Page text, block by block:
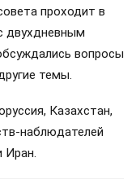
проходит в
двухдневным
вопросы
темы.
Казахстан,
наблюдателей
Иран.